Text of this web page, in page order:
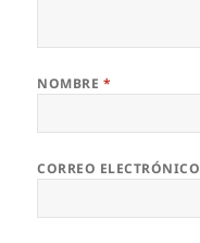
NOMBRE *
CORREO ELECTRÓNICO